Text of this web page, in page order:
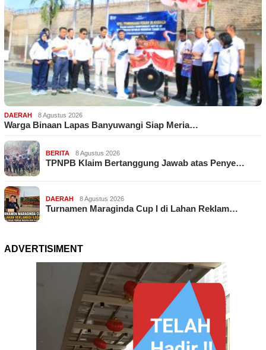
DAERAH 8 Agustus 2026
Warga Binaan Lapas Banyuwangi Siap Meria…
BERITA 8 Agustus 2026
TPNPB Klaim Bertanggung Jawab atas Penye…
DAERAH 8 Agustus 2026
Turnamen Maraginda Cup I di Lahan Reklam…
ADVERTISIMENT